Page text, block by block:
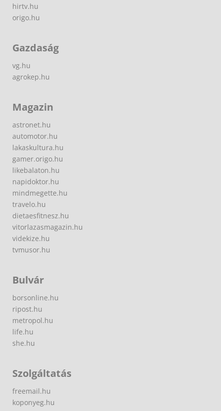
hirtv.hu
origo.hu
Gazdaság
vg.hu
agrokep.hu
Magazin
astronet.hu
automotor.hu
lakaskultura.hu
gamer.origo.hu
likebalaton.hu
napidoktor.hu
mindmegette.hu
travelo.hu
dietaesfitnesz.hu
vitorlazasmagazin.hu
videkize.hu
tvmusor.hu
Bulvár
borsonline.hu
ripost.hu
metropol.hu
life.hu
she.hu
Szolgáltatás
freemail.hu
koponyeg.hu